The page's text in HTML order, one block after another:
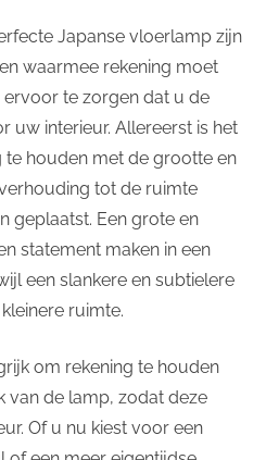
Japanse vloerlamp zijn
waarmee rekening moet
te zorgen dat u de
uw interieur. Allereerst is het
te houden met de grootte en
tot de ruimte
geplaatst. Een grote en
statement maken in een
een slankere en subtielere
ruimte.
om rekening te houden
van de lamp, zodat deze
Of u nu kiest voor een